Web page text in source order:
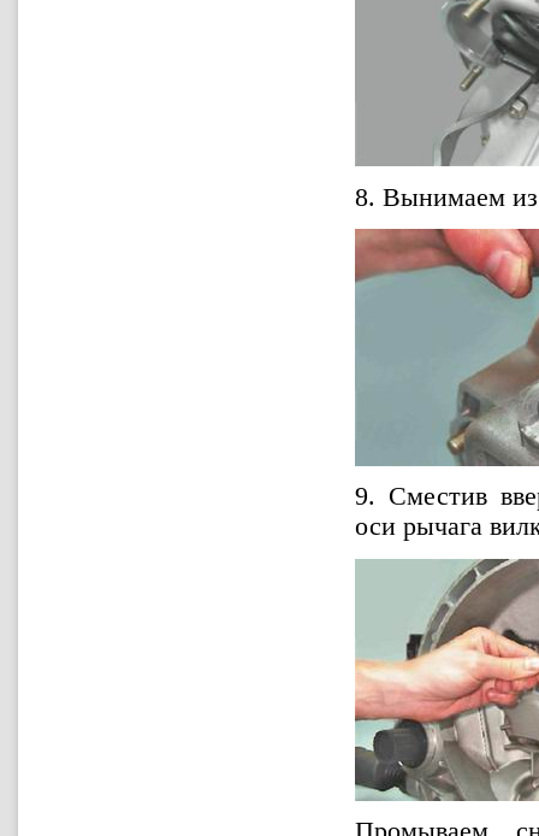
8. Вынимаем из
9. Сместив
оси рычага